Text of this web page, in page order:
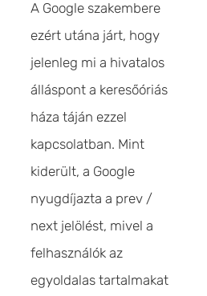
A Google szakembere
ezért utána járt, hogy
jelenleg mi a hivatalos
álláspont a keresőóriás
háza táján ezzel
kapcsolatban. Mint
kiderült, a Google
nyugdíjazta a prev /
next jelölést, mivel a
felhasználók az
egyoldalas tartalmakat